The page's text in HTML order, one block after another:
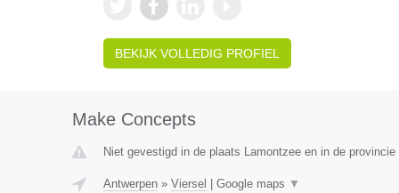
BEKIJK VOLLEDIG PROFIEL
Make Concepts
Niet gevestigd in de plaats Lamontzee en in de provincie
Antwerpen» Viersel Google maps ▼